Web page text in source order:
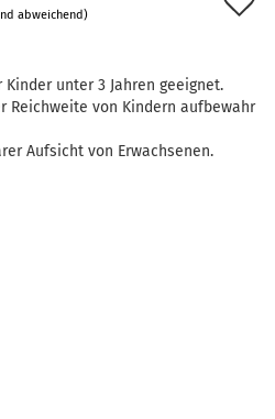
abweichend)
unter 3 Jahren geeignet.
Reichweite von Kindern aufbewahr
Aufsicht von Erwachsenen.